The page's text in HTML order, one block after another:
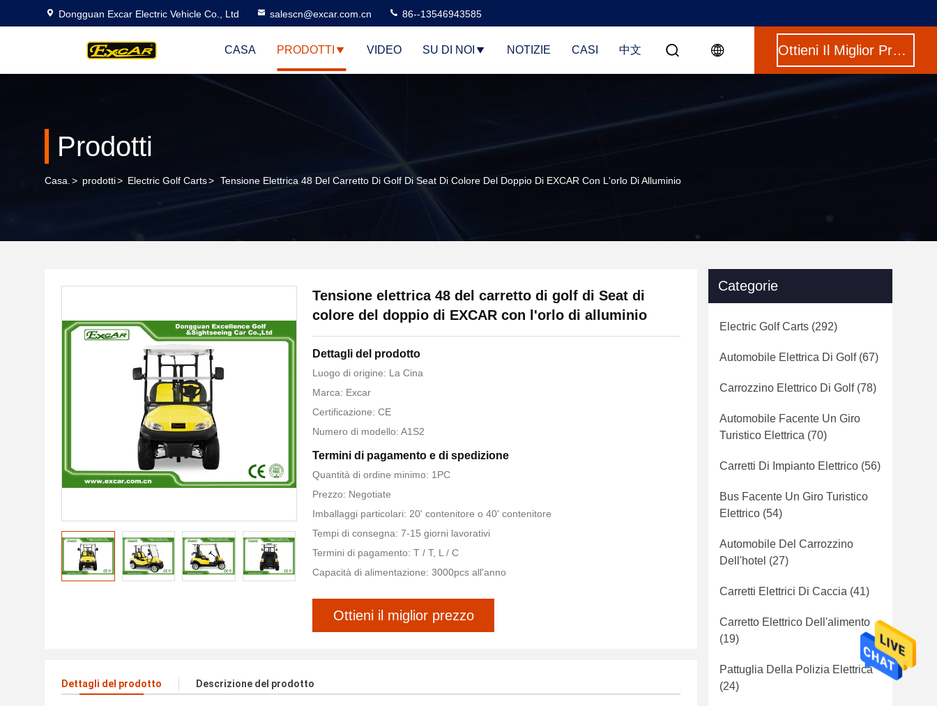
Dongguan Excar Electric Vehicle Co., Ltd salescn@excar.com.cn 86--13546943585
CASA PRODOTTI VIDEO SU DI NOI NOTIZIE CASI 中文 Ottieni Il Miglior Prezzo
Prodotti
Casa. > prodotti> Electric Golf Carts> Tensione Elettrica 48 Del Carretto Di Golf Di Seat Di Colore Del Doppio Di EXCAR Con L'orlo Di Alluminio
Tensione elettrica 48 del carretto di golf di Seat di
colore del doppio di EXCAR con l'orlo di alluminio
Dettagli del prodotto
Luogo di origine: La Cina
Marca: Excar
Certificazione: CE
Numero di modello: A1S2
Termini di pagamento e di spedizione
Quantità di ordine minimo: 1PC
Prezzo: Negotiate
Imballaggi particolari: 20' contenitore o 40' contenitore
Tempi di consegna: 7-15 giorni lavorativi
Termini di pagamento: T / T, L / C
Capacità di alimentazione: 3000pcs all'anno
Ottieni il miglior prezzo
Dettagli del prodotto Descrizione del prodotto
Categorie
Electric Golf Carts (292)
Automobile Elettrica Di Golf(67)
Carrozzino Elettrico Di Golf(78)
Automobile Facente Un Giro
Turistico Elettrica (70)
Carretti Di Impianto Elettrico (56)
Bus Facente Un Giro Turistico
Elettrico (54)
Automobile Del Carrozzino
Dell'hotel (27)
Carretti Elettrici Di Caccia (41)
Carretto Elettrico Dell'alimento
(19)
Pattuglia Della Polizia Elettrica
(24)